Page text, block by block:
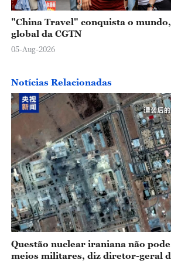
"China Travel" conquista o
global da CGTN
05-Aug-2026
Notícias Relacionadas
Questão nuclear iraniana não
meios militares, diz diretor-geral